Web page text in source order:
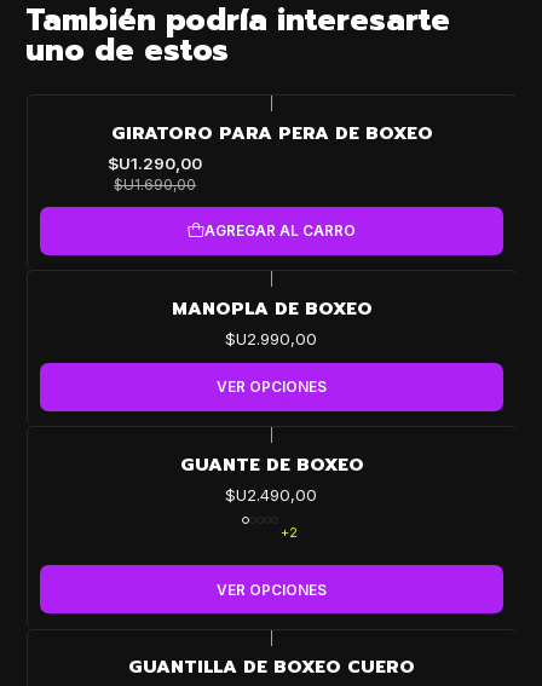
También podría interesarte
uno de estos
GIRATORO PARA PERA DE BOXEO
$U1.290,00
$U1.690,00
AGREGAR AL CARRO
MANOPLA DE BOXEO
$U2.990,00
VER OPCIONES
GUANTE DE BOXEO
$U2.490,00
+2
VER OPCIONES
GUANTILLA DE BOXEO CUERO